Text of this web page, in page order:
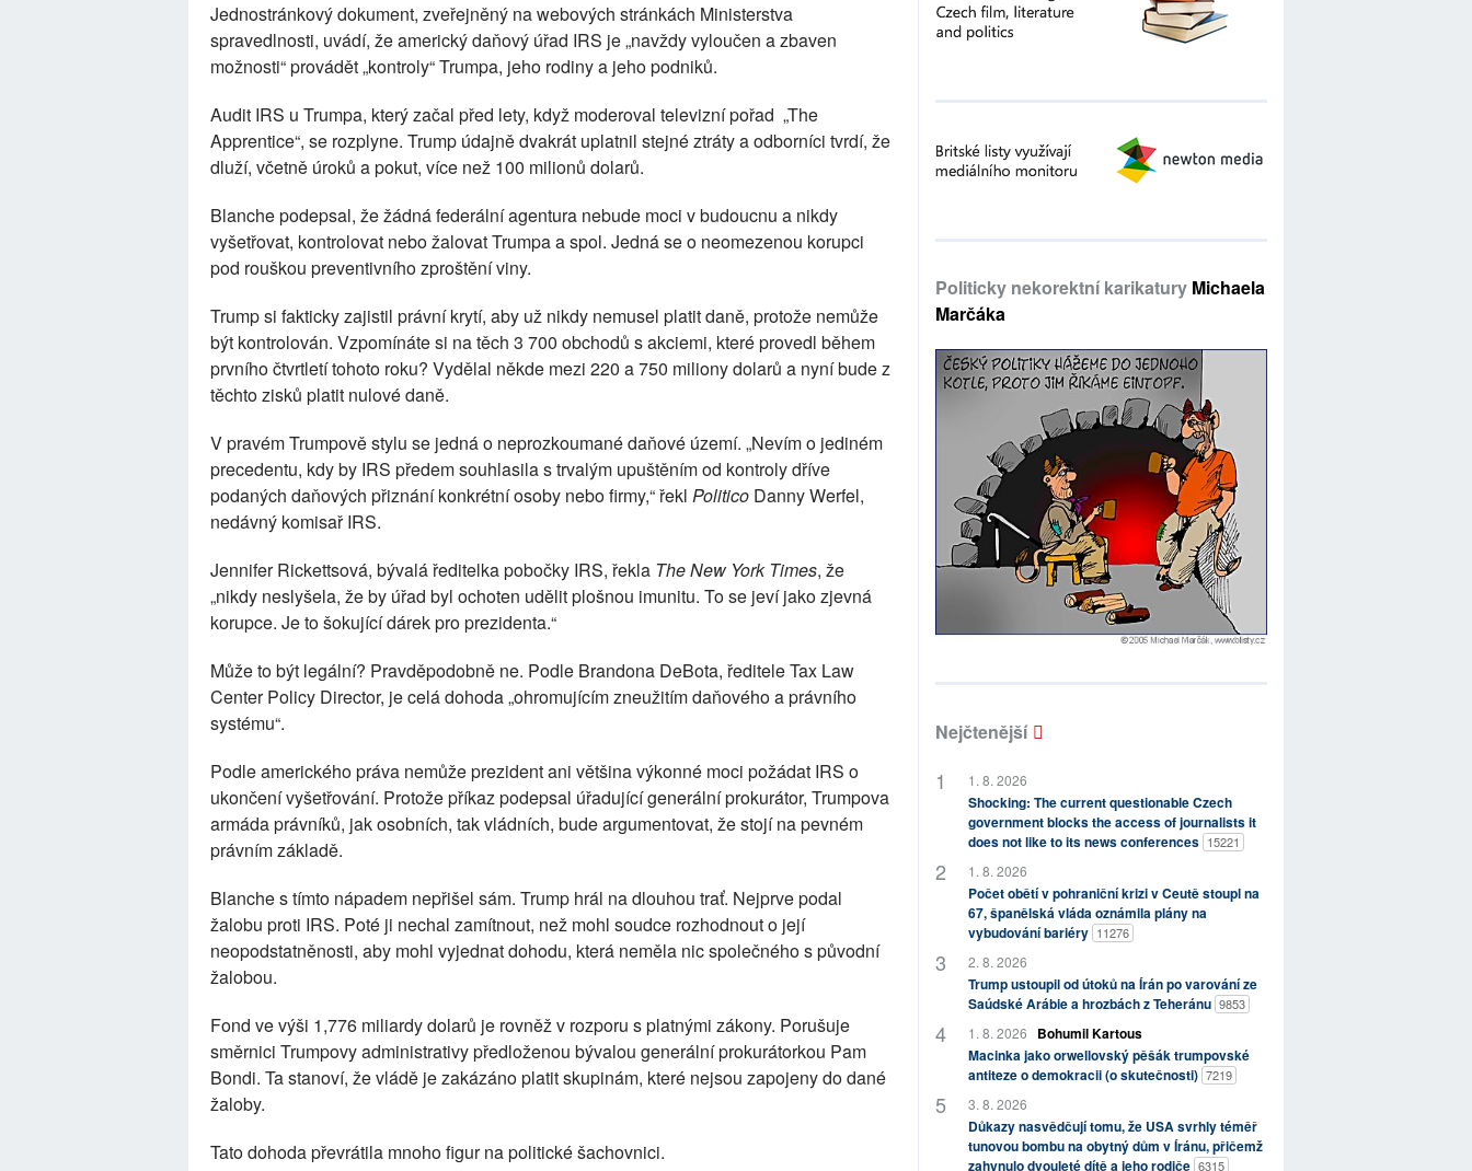
Jednostránkový dokument, zveřejněný na webových stránkách Ministerstva
spravedlnosti, uvádí, že americký daňový úřad IRS je „navždy vyloučen a zbaven
možnosti“ provádět „kontroly“ Trumpa, jeho rodiny a jeho podniků.
Audit IRS u Trumpa, který začal před lety, když moderoval televizní pořad „The
Apprentice“, se rozplyne. Trump údajně dvakrát uplatnil stejné ztráty a odborníci tvrdí, že
dluží, včetně úroků a pokut, více než 100 milionů dolarů.
Blanche podepsal, že žádná federální agentura nebude moci v budoucnu a nikdy
vyšetřovat, kontrolovat nebo žalovat Trumpa a spol. Jedná se o neomezenou korupci
pod rouškou preventivního zproštění viny.
Trump si fakticky zajistil právní krytí, aby už nikdy nemusel platit daně, protože nemůže
být kontrolován. Vzpomínáte si na těch 3 700 obchodů s akciemi, které provedl během
prvního čtvrtletí tohoto roku? Vydělal někde mezi 220 a 750 miliony dolarů a nyní bude z
těchto zisků platit nulové daně.
V pravém Trumpově stylu se jedná o neprozkoumané daňové území. „Nevím o jediném
precedentu, kdy by IRS předem souhlasila s trvalým upuštěním od kontroly dříve
podaných daňových přiznání konkrétní osoby nebo firmy,“ řekl Politico Danny Werfel,
nedávný komisař IRS.
Jennifer Rickettsová, bývalá ředitelka pobočky IRS, řekla The New York Times, že
„nikdy neslyšela, že by úřad byl ochoten udělit plošnou imunitu. To se jeví jako zjevná
korupce. Je to šokující dárek pro prezidenta.“
Může to být legální? Pravděpodobně ne. Podle Brandona DeBota, ředitele Tax Law
Center Policy Director, je celá dohoda „ohromujícím zneužitím daňového a právního
systému“.
Podle amerického práva nemůže prezident ani většina výkonné moci požádat IRS o
ukončení vyšetřování. Protože příkaz podepsal úřadující generální prokurátor, Trumpova
armáda právníků, jak osobních, tak vládních, bude argumentovat, že stojí na pevném
právním základě.
Blanche s tímto nápadem nepřišel sám. Trump hrál na dlouhou trať. Nejprve podal
žalobu proti IRS. Poté ji nechal zamítnout, než mohl soudce rozhodnout o její
neopodstatněnosti, aby mohl vyjednat dohodu, která neměla nic společného s původní
žalobou.
Fond ve výši 1,776 miliardy dolarů je rovněž v rozporu s platnými zákony. Porušuje
směrnici Trumpovy administrativy předloženou bývalou generální prokurátorkou Pam
Bondi. Ta stanoví, že vládě je zakázáno platit skupinám, které nejsou zapojeny do dané
žaloby.
Tato dohoda převrátila mnoho figur na politické šachovnici.
Politicky nekorektní karikatury Michaela
Marčáka
Nejčtenější
1. 8. 2026
Shocking: The current questionable Czech
government blocks the access of journalists it
does not like to its news conferences 15221
1. 8. 2026
Počet obětí v pohraniční krizi v Ceutě stoupl na
67, španělská vláda oznámila plány na
vybudování bariéry 11276
2. 8. 2026
Trump ustoupil od útoků na Írán po varování ze
Saúdské Arábie a hrozbách z Teheránu 9853
1. 8. 2026
Bohumil Kartous
Macinka jako orwellovský pěšák trumpovské
antiteze o demokracii (o skutečnosti) 7219
3. 8. 2026
Důkazy nasvědčují tomu, že USA svrhly téměř
tunovou bombu na obytný dům v Íránu, přičemž
zahynulo dvouleté dítě a jeho rodiče 6315